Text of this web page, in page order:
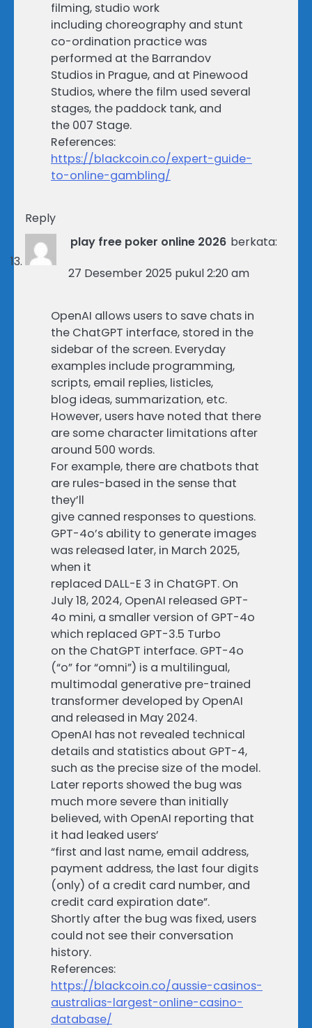
filming, studio work
including choreography and stunt
co-ordination practice was
performed at the Barrandov
Studios in Prague, and at Pinewood
Studios, where the film used several
stages, the paddock tank, and
the 007 Stage.
References:
https://blackcoin.co/expert-guide-
to-online-gambling/
Reply
play free poker online 2026 berkata:
27 Desember 2025 pukul 2:20 am
OpenAI allows users to save chats in
the ChatGPT interface, stored in the
sidebar of the screen. Everyday
examples include programming,
scripts, email replies, listicles,
blog ideas, summarization, etc.
However, users have noted that there
are some character limitations after
around 500 words.
For example, there are chatbots that
are rules-based in the sense that
they’ll
give canned responses to questions.
GPT-4o’s ability to generate images
was released later, in March 2025,
when it
replaced DALL-E 3 in ChatGPT. On
July 18, 2024, OpenAI released GPT-
4o mini, a smaller version of GPT-4o
which replaced GPT-3.5 Turbo
on the ChatGPT interface. GPT-4o
(“o” for “omni”) is a multilingual,
multimodal generative pre-trained
transformer developed by OpenAI
and released in May 2024.
OpenAI has not revealed technical
details and statistics about GPT-4,
such as the precise size of the model.
Later reports showed the bug was
much more severe than initially
believed, with OpenAI reporting that
it had leaked users’
“first and last name, email address,
payment address, the last four digits
(only) of a credit card number, and
credit card expiration date”.
Shortly after the bug was fixed, users
could not see their conversation
history.
References:
https://blackcoin.co/aussie-casinos-
australias-largest-online-casino-
database/